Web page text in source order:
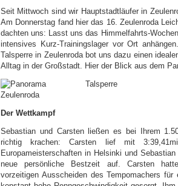
Seit Mittwoch sind wir Hauptstadtläufer in
Am Donnerstag fand hier das 16. Zeulenroda
dachten uns: Lasst uns das Himmelfahrts-
intensives Kurz-Trainingslager vor Ort
Talsperre in Zeulenroda bot uns dazu einen
Alltag in der Großstadt. Hier der Blick aus dem
Der Wettkampf
Sebastian und Carsten ließen es bei Ihrem
richtig krachen: Carsten lief mit
Europameisterschaften in Helsinki und
neue persönliche Bestzeit auf. Carsten
vorzeitigen Ausscheiden des Tempomachers